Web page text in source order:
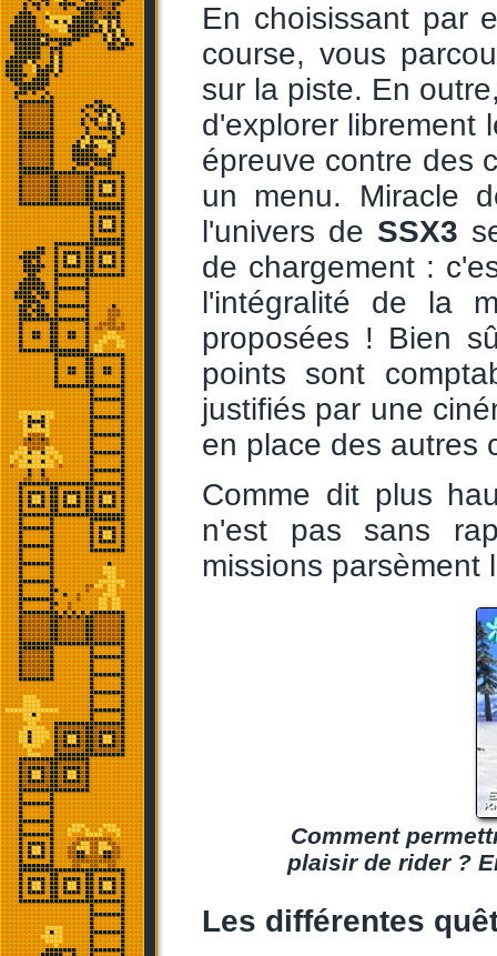
En choisissant par
course, vous
sur la piste. En
d'explorer librement
épreuve contre des
un menu. Miracle
l'univers de SSX3
de chargement :
l'intégralité de la
proposées ! Bien
points sont
justifiés par une
en place des autres
Comme dit plus
n'est pas sans
missions parsèment
Comment
plaisir de rider ?
Les différentes